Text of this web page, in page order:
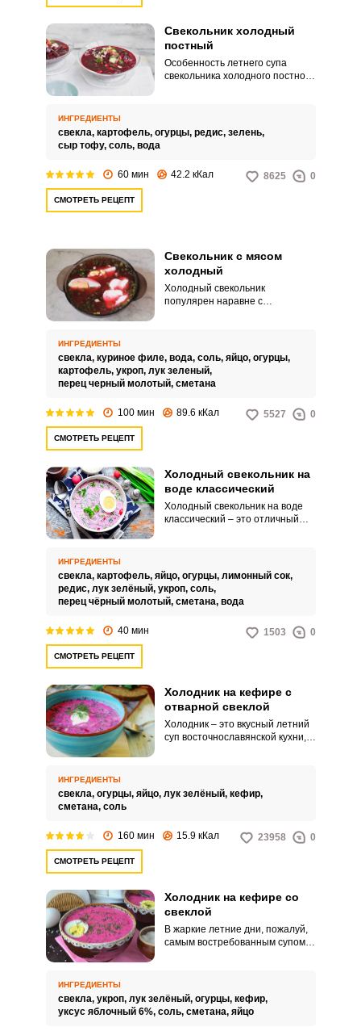
Свекольник холодный
постный
Особенность летнего супа
свекольника холодного постного
вариант приготовления,
который подходит как для
ИНГРЕДИЕНТЫ
свекла, картофель, огурцы, редис, зелень,
сыр тофу, соль, вода
60 мин 42.2 кКал 8625 0
СМОТРЕТЬ РЕЦЕПТ
Свекольник с мясом
холодный
Холодный свекольник
популярен наравне с
территории бывшего Советского
Союза.
ИНГРЕДИЕНТЫ
свекла, куриное филе, вода, соль, яйцо, огурцы,
картофель, укроп, лук зеленый,
перец черный молотый, сметана
100 мин 89.6 кКал 5527 0
СМОТРЕТЬ РЕЦЕПТ
Холодный свекольник на
воде классический
Холодный свекольник на воде
классический – это отличный
насыщает. Приготовление
холодного супа не занимает
много времени.
ИНГРЕДИЕНТЫ
свекла, картофель, яйцо, огурцы, лимонный сок,
редис, лук зелёный, укроп, соль,
перец чёрный молотый, сметана, вода
40 мин 1503 0
СМОТРЕТЬ РЕЦЕПТ
Холодник на кефире с
отварной свеклой
Холодник – это вкусный летний
суп восточнославянской кухни,
ИНГРЕДИЕНТЫ
свекла, огурцы, яйцо, лук зелёный, кефир,
сметана, соль
160 мин 15.9 кКал 23958 0
СМОТРЕТЬ РЕЦЕПТ
Холодник на кефире со
свеклой
В жаркие летние дни, пожалуй,
самым востребованным супом
ИНГРЕДИЕНТЫ
свекла, укроп, лук зелёный, огурцы, кефир,
уксус яблочный 6%, соль, сметана, яйцо